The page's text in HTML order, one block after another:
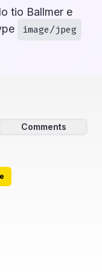
tio Ballmer e
image/jpeg
Comments